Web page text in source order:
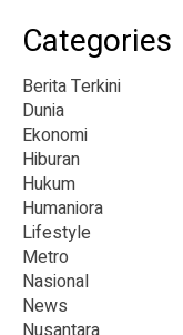
Categories
Berita Terkini
Dunia
Ekonomi
Hiburan
Hukum
Humaniora
Lifestyle
Metro
Nasional
News